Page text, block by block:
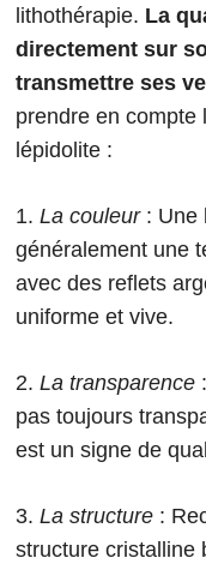
lithothérapie. La
directement sur
transmettre ses
prendre en compte
lépidolite :
1. La couleur: Une
généralement une
avec des reflets
uniforme et vive.
2. La transparence
pas toujours
est un signe de
3. La structure :
structure cristalline